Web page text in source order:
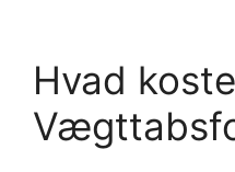
Hvad